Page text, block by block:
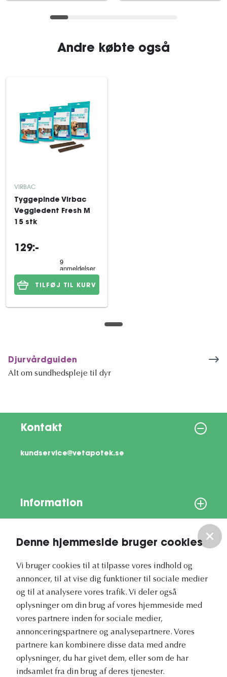
Denne hjemmeside bruger cookies
Vi bruger cookies til at tilpasse vores indhold og
annoncer, til at vise dig funktioner til sociale medier
og til at analysere vores trafik. Vi deler også
oplysninger om din brug af vores hjemmeside med
vores partnere inden for sociale medier,
annonceringspartnere og analysepartnere. Vores
partnere kan kombinere disse data med andre
oplysninger, du har givet dem, eller som de har
indsamlet fra din brug af deres tjenester.
Andre købte også
VIRBAC
Tyggepinde Virbac
Veggiedent Fresh M
15 stk
129:-
TILFØJ TIL KURV
Djurvårdguiden
Alt om sundhedspleje til dyr
Kontakt
kundservice@vetapotek.se
Information
Vores nyhedsbrev
Vetapotek.dk er en del af
Evidensia
Dyresundhedspleje